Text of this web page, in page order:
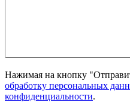
Нажимая на кнопку
обработку персональных
конфиденциальности.